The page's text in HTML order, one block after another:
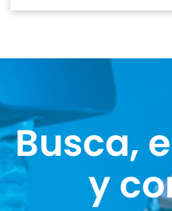
Busca,
y